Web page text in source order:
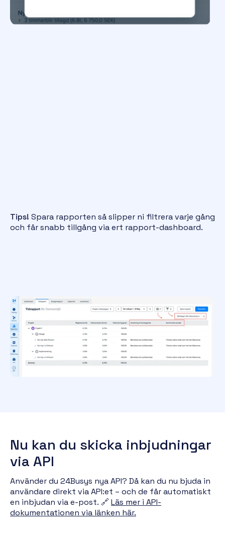
Tips! Spara rapporten så slipper ni filtrera varje gång
och får snabb tillgång via ert rapport-dashboard.
Nu kan du skicka inbjudningar
via API
Använder du 24Busys nya API? Då kan du nu bjuda in
användare direkt via API:et – och de fårautomatiskt
en inbjudan via e-post. 🔗 Läs mer i API-
dokumentationen via länken här.